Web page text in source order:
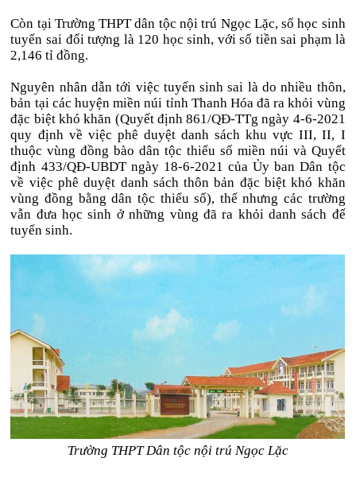
Còn tại Trường THPT dân tộc nội trú Ngọc Lặc, số học sinh
tuyển sai đối tượng là 120 học sinh, với số tiền sai phạm là
2,146 tỉ đồng.
Nguyên nhân dẫn tới việc tuyển sinh sai là do nhiều thôn,
bản tại các huyện miền núi tỉnh Thanh Hóa đã ra khỏi vùng
đặc biệt khó khăn (Quyết định 861/QĐ-TTg ngày 4-6-2021
quy định về việc phê duyệt danh sách khu vực III, II, I
thuộc vùng đồng bào dân tộc thiểu số miền núi và Quyết
định 433/QĐ-UBDT ngày 18-6-2021 của Ủy ban Dân tộc
về việc phê duyệt danh sách thôn bản đặc biệt khó khăn
vùng đồng bằng dân tộc thiểu số), thế nhưng các trường
vẫn đưa học sinh ở những vùng đã ra khỏi danh sách để
tuyển sinh.
Trường THPT Dân tộc nội trú Ngọc Lặc